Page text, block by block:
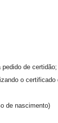
de certidão;
o
de nascimento)